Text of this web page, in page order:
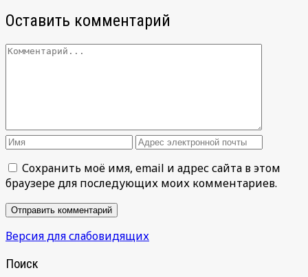
Оставить комментарий
Сохранить моё имя, email и адрес сайта в этом
браузере для последующих моих комментариев.
Версия для слабовидящих
Поиск